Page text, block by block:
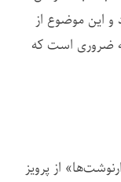
و این موضوع از
ضروری است که
از پرویز